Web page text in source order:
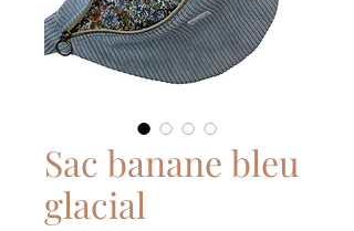
Sac banane bleu
glacial